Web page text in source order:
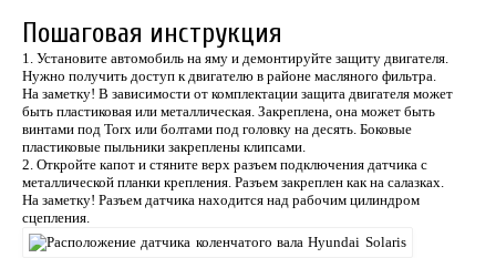
Пошаговая инструкция
1. Установите автомобиль на яму и демонтируйте защиту двигателя.
Нужно получить доступ к двигателю в районе масляного фильтра.
На заметку! В зависимости от комплектации защита двигателя может
быть пластиковая или металлическая. Закреплена, она может быть
винтами под Torx или болтами под головку на десять. Боковые
пластиковые пыльники закреплены клипсами.
2. Откройте капот и стяните верх разъем подключения датчика с
металлической планки крепления. Разъем закреплен как на салазках.
На заметку! Разъем датчика находится над рабочим цилиндром
сцепления.